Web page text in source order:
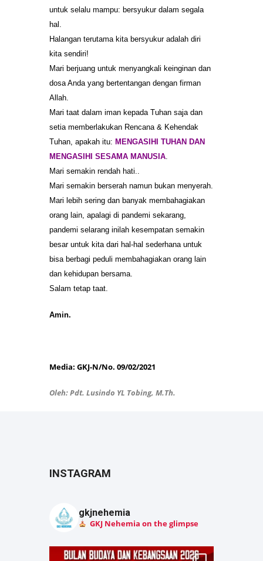
untuk selalu mampu: bersyukur dalam segala
hal.
Halangan terutama kita bersyukur adalah diri
kita sendiri!
Mari berjuang untuk menyangkali keinginan dan
dosa Anda yang bertentangan dengan firman
Allah.
Mari taat dalam iman kepada Tuhan saja dan
setia memberlakukan Rencana & Kehendak
Tuhan, apakah itu: MENGASIHI TUHAN DAN
MENGASIHI SESAMA MANUSIA
Mari semakin rendah hati..
Mari semakin berserah namun bukan menyerah.
Mari lebih sering dan banyak membahagiakan
orang lain, apalagi di pandemi sekarang,
pandemi selarang inilah kesempatan semakin
besar untuk kita dari hal-hal sederhana untuk
bisa berbagi peduli membahagiakan orang lain
dan kehidupan bersama.
Salam tetap taat.
Amin.
Media: GKJ-N/No. 09/02/2021
Oleh: Pdt. Lusindo YL Tobing, M.Th.
INSTAGRAM
gkjnehemia
GKJ Nehemia on the glimpse